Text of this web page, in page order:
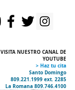
VISITA NUESTRO CANAL DE
YOUTUBE
> Haz tu cita
Santo Domingo
809.221.1999 ext. 2285
La Romana 809.746.4100